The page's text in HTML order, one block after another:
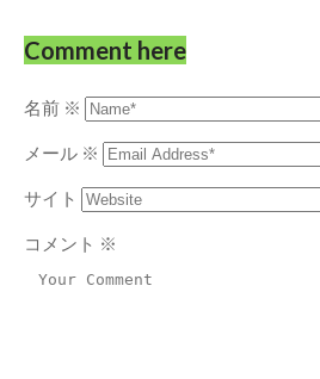
Comment here
名前 ※
メール ※
サイト
コメント ※